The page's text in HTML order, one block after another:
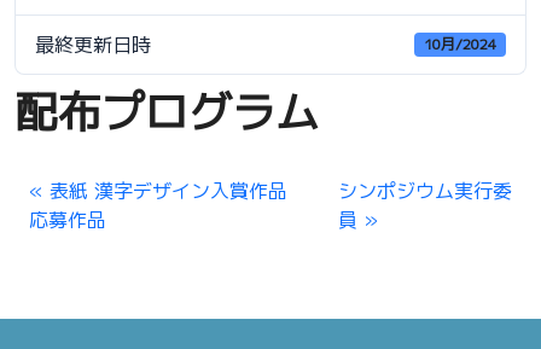
最終更新日時 10月/2024
配布プログラム
表紙 漢字デザイン入賞作品
応募作品
シンポジウム実行委
員